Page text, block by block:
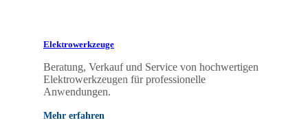
Elektrowerkzeuge
Beratung, Verkauf und Service von hochwertigen
Elektrowerkzeugen für professionelle
Anwendungen.
Mehr erfahren